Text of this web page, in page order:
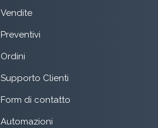
Vendite
Preventivi
Ordini
Supporto Clienti
Form di contatto
Automazioni